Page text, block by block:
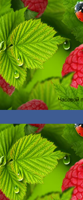
Часовой